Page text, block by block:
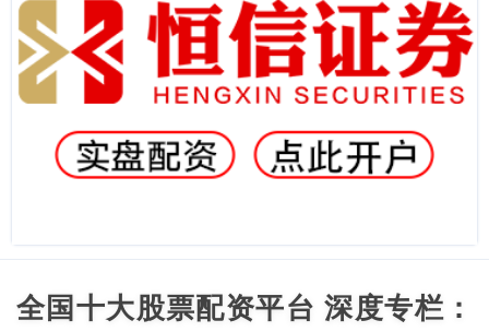
全国十大股票配资平台 深度专栏：